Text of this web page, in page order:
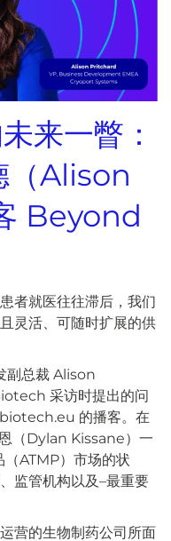
来一瞥：
（Alison
Beyond
者就医往往滞后，我们
灵活、可随时扩展的供
副总裁 Alison
采访时提出的问
的播客。在
（Dylan Kissane）一
ATMP）市场的状
监管机构以及–最重要
营的生物制药公司所面